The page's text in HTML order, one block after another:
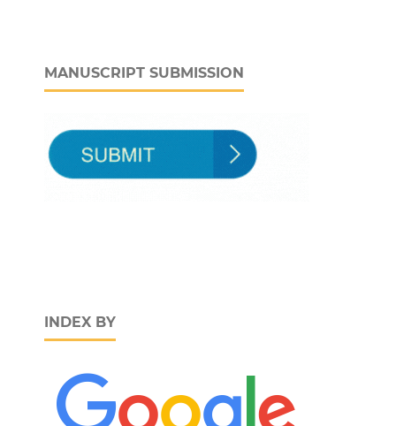
MANUSCRIPT SUBMISSION
INDEX BY